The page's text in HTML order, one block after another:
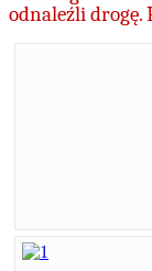
odnaleźli drogę.